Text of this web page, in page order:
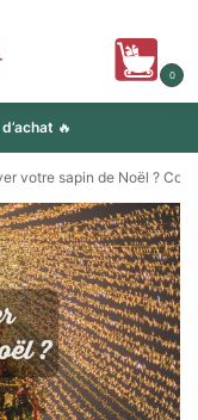
0
🔥
votre sapin de Noël ?